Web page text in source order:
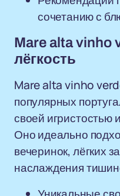
сочетанию с
Mare alta vinho
лёгкость
Mare alta vinho
популярных
своей
Оно идеально
вечеринок, лёгких
наслаждения